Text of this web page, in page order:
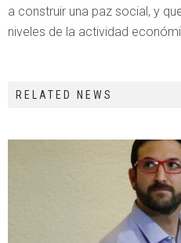
a construir una paz social, y
niveles de la actividad
RELATED NEWS